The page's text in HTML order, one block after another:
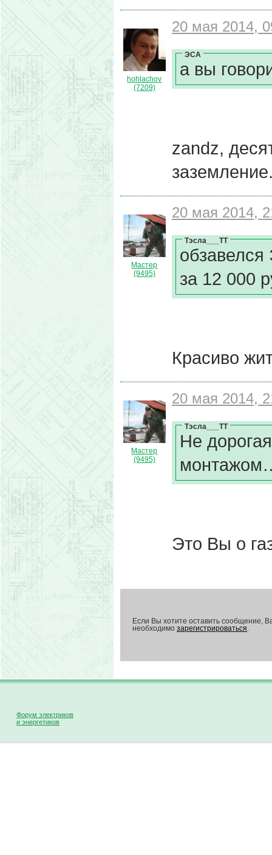
hohlachov
(7209)
20 мая 2014,
ЭСА
а вы
zandz,
Мастер
(9495)
20 мая 2014,
Тэсла___ТТ
за 12 000
Красиво
Мастер
(9495)
20 мая 2014,
Тэсла___ТТ
Не
Это Вы о
Если Вы хотите оставить сообщение,
необходимо зарегистрироваться.
Форум электриков
и энергетиков